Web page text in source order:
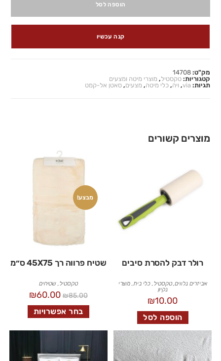
הוספה לסל
קנה עכשיו
מק"ט:14708
קטגוריות:טקסטיל, מוצרי מיטה ומצעים
תגיות: via
, ויה,כלי מיטה, מצעים,סאטן אל-קמט
מוצרים קשורים
רולר דבק להסרת סיבים
אביזרים נלווים,טקסטיל, כלי בית, מוצרי
נקיון
₪10.00
הוספה לסל
מבצע!
שטיח פרווה רך 45X75 ס״מ
טקסטיל, שטיחים
₪85.00
₪60.00
בחר אפשרויות